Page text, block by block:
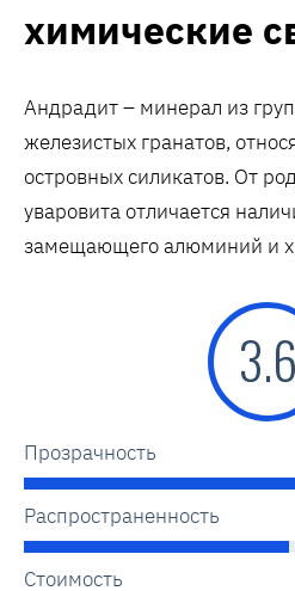
химические
Андрадит – минерал из
железистых гранатов,
островных силикатов. От
уваровита отличается
замещающего алюминий и
3.6
Прозрачность
Распространенность
Стоимость